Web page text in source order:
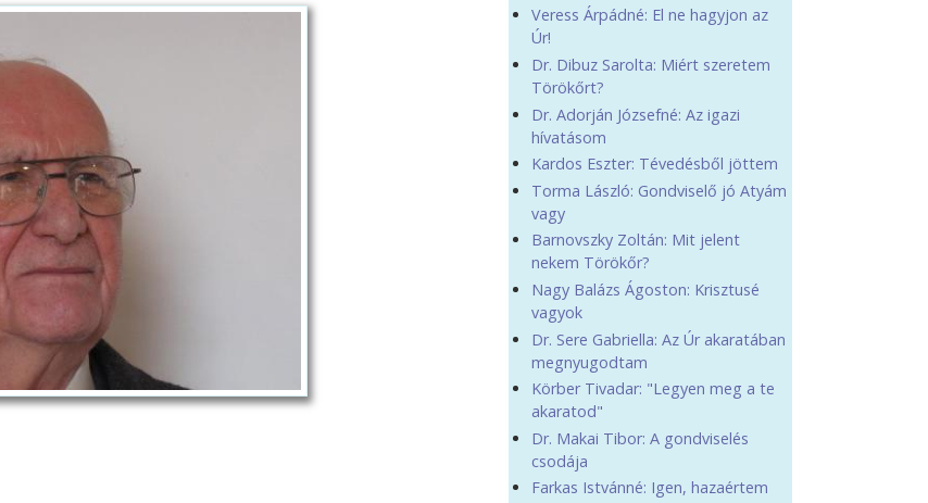
Veress Árpádné: El ne hagyjon az
Úr!
Dr. Dibuz Sarolta: Miért szeretem
Törökőrt?
Dr. Adorján Józsefné: Az igazi
hívatásom
Kardos Eszter: Tévedésből jöttem
Torma László: Gondviselő jó Atyám
vagy
Barnovszky Zoltán: Mit jelent
nekem Törökőr?
Nagy Balázs Ágoston: Krisztusé
vagyok
Dr. Sere Gabriella: Az Úr akaratában
megnyugodtam
Körber Tivadar: "Legyen meg a te
akaratod"
Dr. Makai Tibor: A gondviselés
csodája
Farkas Istvánné: Igen, hazaértem